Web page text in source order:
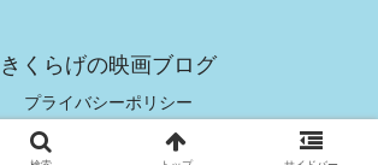
きくらげの映画ブログ
プライバシーポリシー
© 2019 きくらげの映画ブログ.